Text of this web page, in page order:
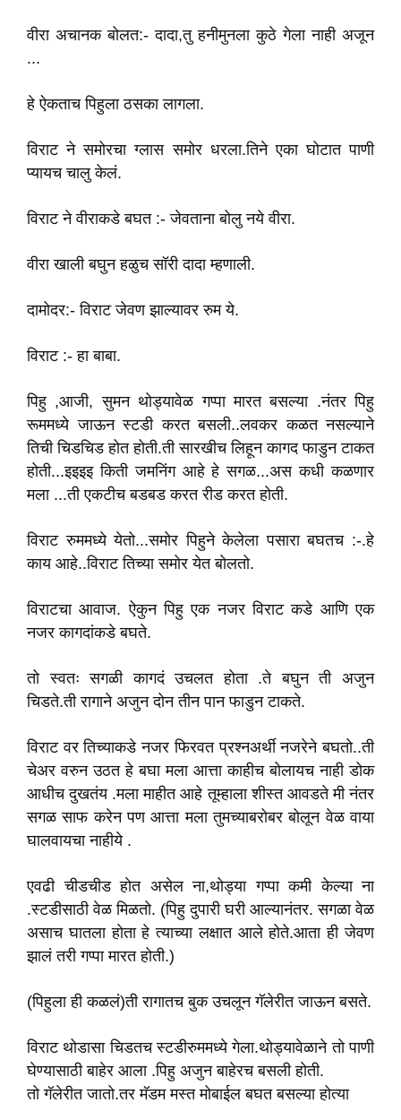
वीरा अचानक बोलत:- दादा,तु हनीमुनला कुठे गेला नाही अजून
...
हे ऐकताच पिहुला ठसका लागला.
विराट ने समोरचा ग्लास समोर धरला.तिने एका घोटात पाणी
प्यायच चालु केलं.
विराट ने वीराकडे बघत :- जेवताना बोलु नये वीरा.
वीरा खाली बघुन हळुच सॉरी दादा म्हणाली.
दामोदर:- विराट जेवण झाल्यावर रुम‌ ये.
विराट :- हा बाबा.
पिहु ,आजी, सुमन थोड्यावेळ गप्पा मारत बसल्या .नंतर पिहु
रूममध्ये जाऊन स्टडी करत बसली..लवकर कळत नसल्याने
तिची चिडचिड होत होती.ती सारखीच लिहून कागद फाडुन टाकत
होती...इइइइ किती जमनिंग आहे हे सगळ...अस कधी कळणार
मला ...ती एकटीच बडबड करत रीड करत होती.
विराट रुममध्ये येतो...समोर पिहुने केलेला पसारा बघतच :-.हे
काय आहे..विराट तिच्या समोर येत बोलतो.
विराटचा आवाज. ऐकुन पिहु एक नजर विराट कडे आणि एक
नजर कागदांकडे बघते.
तो स्वतः सगळी कागदं उचलत होता ‌.ते बघुन ती अजुन
चिडते.ती रागाने अजुन दोन तीन पान फाडुन टाकते.
विराट वर तिच्याकडे नजर फिरवत प्रश्नअर्थी नजरेने बघतो..ती
चेअर वरुन उठत हे बघा मला आत्ता काहीच बोलायच नाही डोक
आधीच ‌दु‌खतंय .मला माहीत आहे तूम्हाला शीस्त आवडते‌ मी नंतर‌
सगळ साफ करेन पण आत्ता मला तुमच्याबरोबर बोलून वेळ‌ वाया
घालवायचा नाहीये .
एवढी चीडचीड होत असेल ना,थोड्या गप्पा कमी‌ केल्या ना
.स्टडीसाठी वेळ‌ मिळतो. (पिहु दुपारी घरी आल्यानंतर. सगळा वेळ‌
असाच घातला होता हे त्याच्या‌ लक्षात आले होते.आता ही जेवण
झालं तरी गप्पा मारत होती.)
(पिहुला ही कळलं)ती रागातच बुक उचलून गॅलेरीत जाऊन बसते.
विराट थोडासा चिडतच स्टडीरुममध्ये गेला.थोड्यावेळाने तो पाणी
घेण्यासाठी बाहेर आला .पिहु अजुन बाहेरच बसली होती.
तो‌ गॅलेरीत जातो.तर मॅडम मस्त मोबाईल बघत बसल्या होत्या